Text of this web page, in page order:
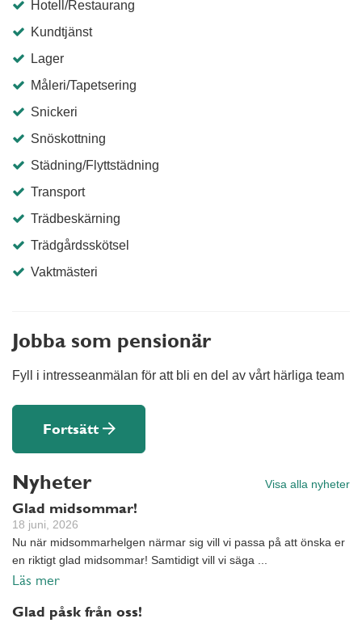
Hotell/Restaurang
Kundtjänst
Lager
Måleri/Tapetsering
Snickeri
Snöskottning
Städning/Flyttstädning
Transport
Trädbeskärning
Trädgårdsskötsel
Vaktmästeri
Jobba som pensionär
Fyll i intresseanmälan för att bli en del av vårt härliga team
Fortsätt
Visa alla nyheter
Nyheter
Glad midsommar!
18 juni, 2026
Nu när midsommarhelgen närmar sig vill vi passa på att önska er
en riktigt glad midsommar! Samtidigt vill vi säga ...
Läs mer
Glad påsk från oss!